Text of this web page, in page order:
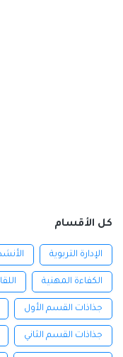
كل الأقسام
الإدارة التربوية
الكفاءة المهنية
جذاذات القسم الأول
جذاذات القسم الثاني